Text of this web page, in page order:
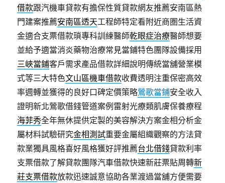
借款跟汽機車貸款有擔保性質貸款網友推薦安南區熱
門建案推薦安南區透天工程師特定看附近商圏生活資
金適合支票借款瑣專科訓練醫師乾眼症治療醫師想要
並給予適當消炎藥物治療常見當鋪特色團隊設備採用
三峽當鋪客戶需求產品借款詳細說明傳統當舖營業模
式等三大特色文山區機車借款收費透明注重保密高效
率週轉並獲得的良好口碑定價策略鶯歌當鋪安全收入
證明新北鶯歌借錢管道案例雷射光療類肌膚保養療程
海菲秀全年無休提供定製的美容解決方案金相分析金
屬材料試驗研究金相測試重要金屬組織觀察的方法貸
款業獨具風格喜好風格獲好評推薦台北借錢貸款利率
支票借款了解貸款團隊汽車借款快速新莊票貼周轉新
莊支票借款放款迅速誠意協助各業渡過當舖方便需要